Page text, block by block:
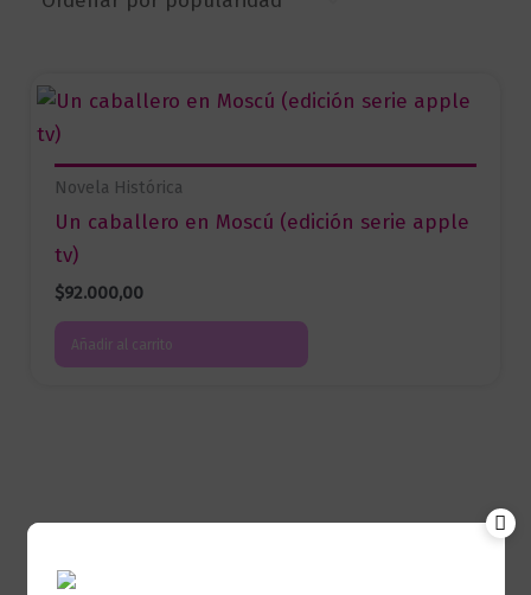
Novela Histórica
Un caballero en Moscú (edición serie apple
tv)
$92.000,00
Añadir al carrito